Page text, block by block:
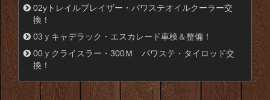
02yトレイルブレイザー・パワステオイルクーラー交
換！
03ｙキャデラック・エスカレード車検＆整備！
00ｙクライスラー・300Ｍ パワステ・タイロッド交
換！